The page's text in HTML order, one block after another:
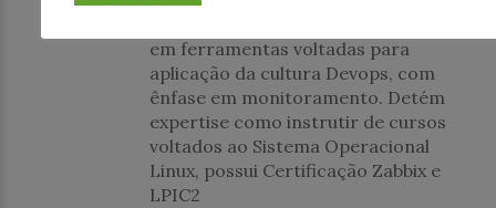
em ferramentas voltadas para
aplicação da cultura Devops, com
ênfase em monitoramento. Detém
expertise como instrutir de cursos
voltados ao Sistema Operacional
Linux, possui Certificação Zabbix e
LPIC2